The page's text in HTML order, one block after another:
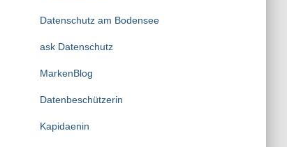
Datenschutz am Bodensee
ask Datenschutz
MarkenBlog
Datenbeschützerin
Kapidaenin